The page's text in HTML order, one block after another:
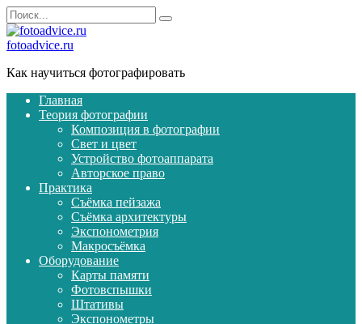
Перейти
к
содержанию
Search
for:
fotoadvice.ru
Как научиться фотографировать
Главная
Теория фотографии
Композиция в фотографии
Свет и цвет
Устройство фотоаппарата
Авторское право
Практика
Съёмка пейзажа
Съёмка архитектуры
Экспонометрия
Макросъёмка
Оборудование
Карты памяти
Фотовспышки
Штативы
Экспонометры